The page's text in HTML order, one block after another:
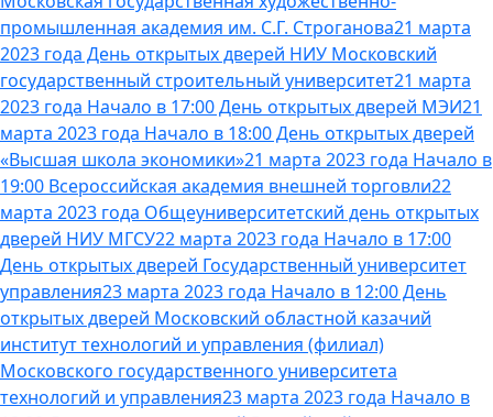
промышленная академия им. С.Г. Строганова21 марта
2023 года День открытых дверей НИУ Московский
государственный строительный университет21 марта
2023 года Начало в 17:00 День открытых дверей МЭИ21
марта 2023 года Начало в 18:00 День открытых дверей
«Высшая школа экономики»21 марта 2023 года Начало в
19:00 Всероссийская академия внешней торговли22
марта 2023 года Общеуниверситетский день открытых
дверей НИУ МГСУ22 марта 2023 года Начало в 17:00
День открытых дверей Государственный университет
управления23 марта 2023 года Начало в 12:00 День
открытых дверей Московский областной казачий
институт технологий и управления (филиал)
Московского государственного университета
технологий и управления23 марта 2023 года Начало в